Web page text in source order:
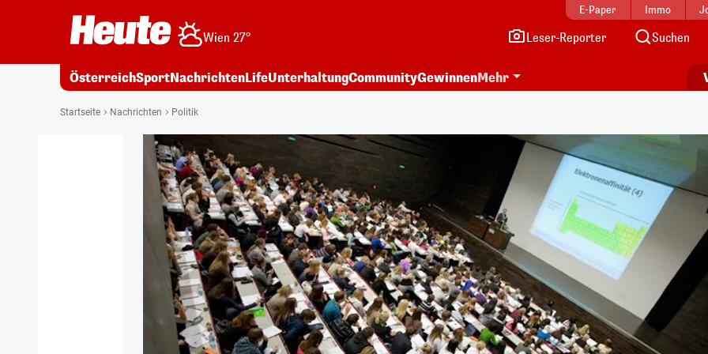
E-Paper Immo
Wien 27° Leser-Reporter Suchen
ÖsterreichSportNachrichtenLifeUnterhaltungCommunityGewinnenMehr
Startseite Nachrichten Politik